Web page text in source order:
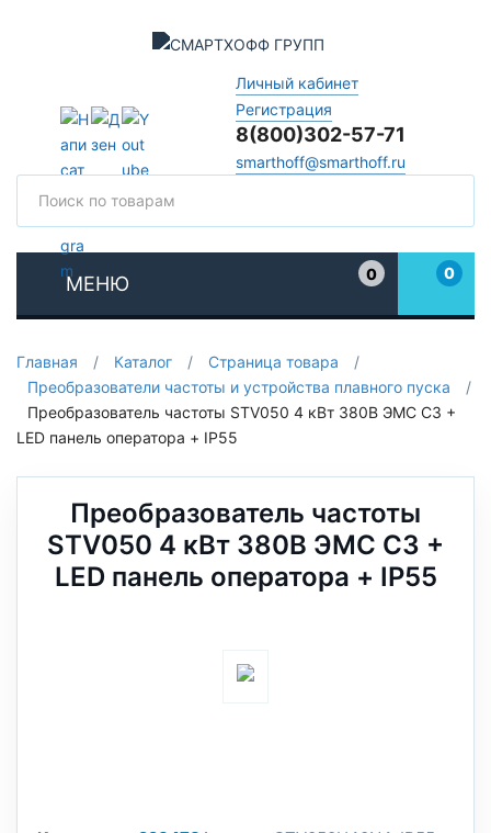
Личный кабинет
Регистрация
8(800)302-57-71
smarthoff@smarthoff.ru
МЕНЮ
0
0
Главная / Каталог / Страница товара
/
Преобразователи частоты и устройства плавного пуска
/
Преобразователь частоты STV050 4 кВт 380В ЭМС С3 +
LED панель оператора + IP55
Преобразователь частоты
STV050 4 кВт 380В ЭМС С3 +
LED панель оператора + IP55